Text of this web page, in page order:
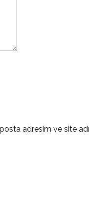
adresim ve site